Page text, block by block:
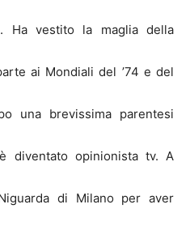
Ha vestito la maglia della
ai Mondiali del ’74 e del
una brevissima parentesi
diventato opinionista tv. A
di Milano per aver